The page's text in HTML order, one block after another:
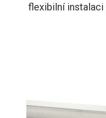
flexibilní